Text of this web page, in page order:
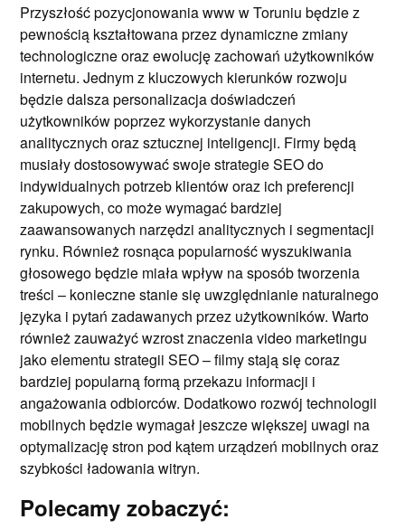
Przyszłość pozycjonowania www w Toruniu będzie z
pewnością kształtowana przez dynamiczne zmiany
technologiczne oraz ewolucję zachowań użytkowników
internetu. Jednym z kluczowych kierunków rozwoju
będzie dalsza personalizacja doświadczeń
użytkowników poprzez wykorzystanie danych
analitycznych oraz sztucznej inteligencji. Firmy będą
musiały dostosowywać swoje strategie SEO do
indywidualnych potrzeb klientów oraz ich preferencji
zakupowych, co może wymagać bardziej
zaawansowanych narzędzi analitycznych i segmentacji
rynku. Również rosnąca popularność wyszukiwania
głosowego będzie miała wpływ na sposób tworzenia
treści – konieczne stanie się uwzględnianie naturalnego
języka i pytań zadawanych przez użytkowników. Warto
również zauważyć wzrost znaczenia video marketingu
jako elementu strategii SEO – filmy stają się coraz
bardziej popularną formą przekazu informacji i
angażowania odbiorców. Dodatkowo rozwój technologii
mobilnych będzie wymagał jeszcze większej uwagi na
optymalizację stron pod kątem urządzeń mobilnych oraz
szybkości ładowania witryn.
Polecamy zobaczyć: